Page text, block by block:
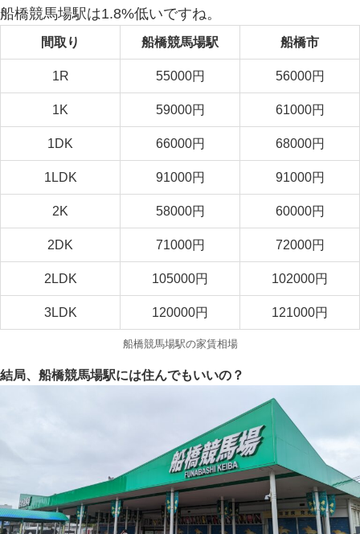
船橋競馬場駅は1.8%低いですね。
間取り 船橋競馬場駅 船橋市
1R 55000円 56000円
1K 59000円 61000円
1DK 66000円 68000円
1LDK 91000円 91000円
2K 58000円 60000円
2DK 71000円 72000円
2LDK 105000円 102000円
3LDK 120000円 121000円
船橋競馬場駅の家賃相場
結局、船橋競馬場駅には住んでもいいの？